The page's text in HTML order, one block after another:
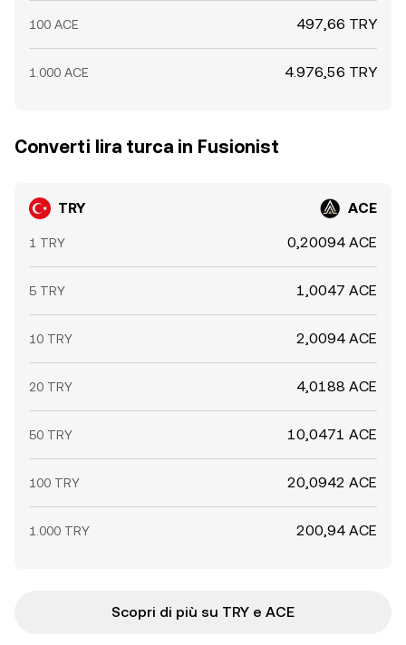
100 ACE 497,66 TRY
1.000 ACE 4.976,56 TRY
Converti lira turca in Fusionist
TRY ACE
1 TRY 0,20094 ACE
5 TRY 1,0047 ACE
10 TRY 2,0094 ACE
20 TRY 4,0188 ACE
50 TRY 10,0471 ACE
100 TRY 20,0942 ACE
1.000 TRY 200,94 ACE
Scopri di più su TRY e ACE